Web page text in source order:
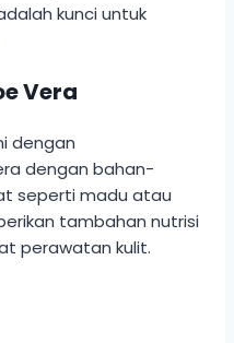
kunci untuk
Vera
dengan
dengan bahan-
seperti madu atau
tambahan nutrisi
perawatan kulit.